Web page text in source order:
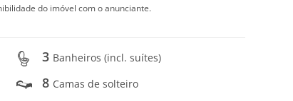
do imóvel com o anunciante.
3 Banheiros (incl. suítes)
8 Camas de solteiro